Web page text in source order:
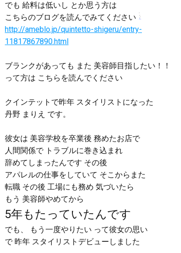
でも 給料は低いし とか思う方は
こちらのブログを読んでみてください
http://ameblo.jp/quintetto-shigeru/entry-
11817867890.html
ブランクがあっても また 美容師目指したい！！
って方は こちらを読んでください
クインテットで昨年 スタイリストになった
丹野 まりえ です。
彼女は 美容学校を卒業後 務めたお店で
人間関係で トラブルに巻き込まれ
辞めてしまったんです その後
アパレルの仕事をしていて そこからまた
転職 その後 工場にも務め 気づいたら
もう 美容師やめてから
5年もたっていたんです
でも、 もう一度やりたい って彼女の思い
で 昨年 スタイリストデビューしました